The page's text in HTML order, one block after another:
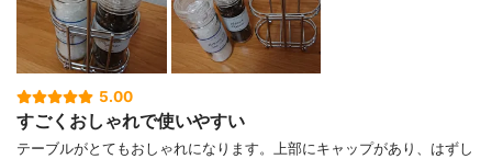
5.00
すごくおしゃれで使いやすい
テーブルがとてもおしゃれになります。上部にキャップがあり、はずし